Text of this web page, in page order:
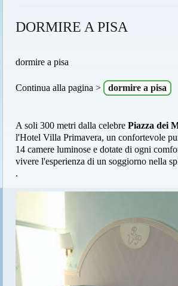
DORMIRE A PISA
dormire a pisa
Continua alla pagina > dormire a pisa
A soli 300 metri dalla celebrePiazza dei
l'Hotel Villa Primavera, un confortevole
14 camere luminose e dotate di ogni
vivere l'esperienza di un soggiorno nella
.